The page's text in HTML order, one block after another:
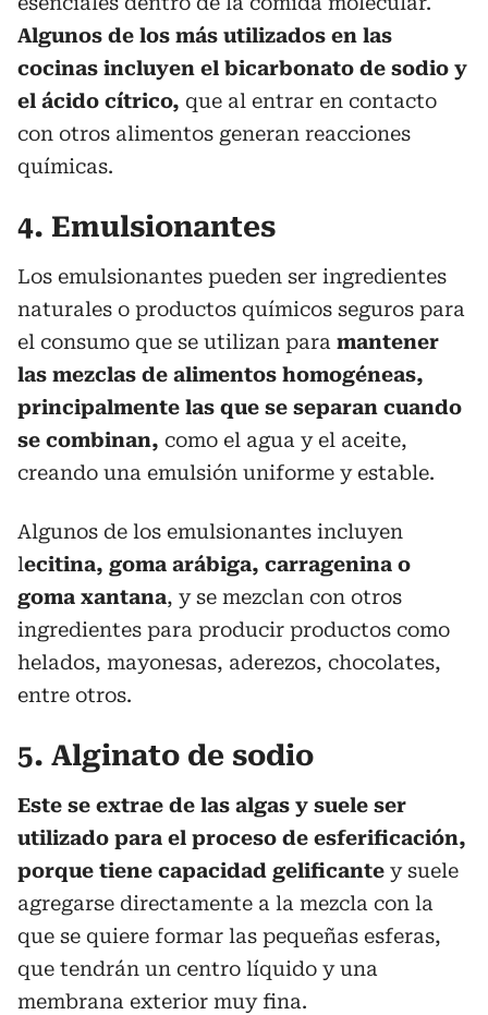
Algunos de los más utilizados en las
cocinas incluyen el bicarbonato de sodio y
el ácido cítrico, que al entrar en contacto
con otros alimentos generan reacciones
químicas.
4. Emulsionantes
Los emulsionantes pueden ser ingredientes
naturales o productos químicos seguros para
el consumo que se utilizan para mantener
las mezclas de alimentos homogéneas,
principalmente las que se separan cuando
se combinan, como el agua y el aceite,
creando una emulsión uniforme y estable.
Algunos de los emulsionantes incluyen
lecitina, goma arábiga, carragenina o
goma xantana, y se mezclan con otros
ingredientes para producir productos como
helados, mayonesas, aderezos, chocolates,
entre otros.
5. Alginato de sodio
Este se extrae de las algas y suele ser
utilizado para el proceso de esferificación,
porque tiene capacidad gelificante y suele
agregarse directamente a la mezcla con la
que se quiere formar las pequeñas esferas,
que tendrán un centro líquido y una
membrana exterior muy fina.